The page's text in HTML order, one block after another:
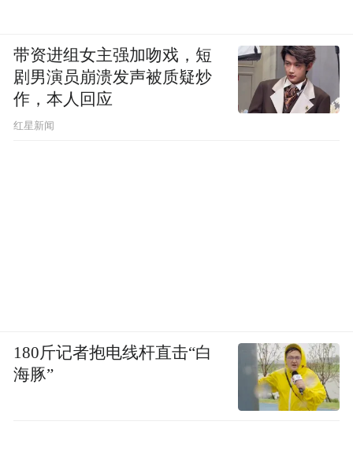
带资进组女主强加吻戏，短
剧男演员崩溃发声被质疑炒
作，本人回应
​红星新闻
180斤记者抱电线杆直击“白
海豚”